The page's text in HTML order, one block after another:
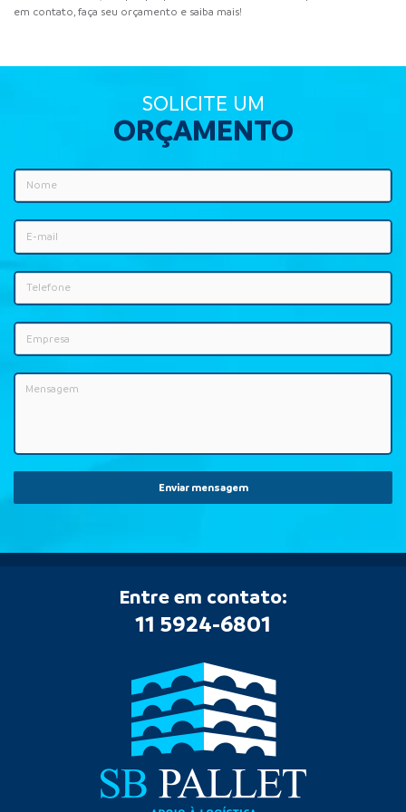
em contato, faça seu orçamento e saiba mais!
SOLICITE UM
ORÇAMENTO
Enviar mensagem
Entre em contato:
11 5924-6801